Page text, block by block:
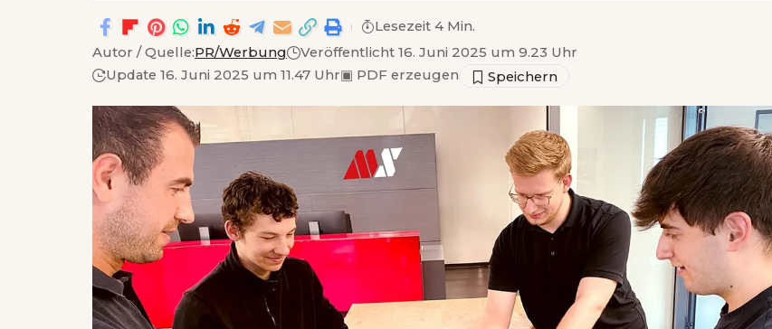
Autor / Quelle:PR/Werbung
Veröffentlicht 16. Juni 2025 um 9.23 Uhr
Update 16. Juni 2025 um 11.47 Uhr▣ PDF erzeugen
Lesezeit 4 Min.